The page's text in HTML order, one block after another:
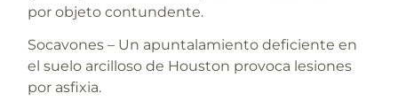
por objeto contundente.
Socavones– Un apuntalamiento deficiente en
el suelo arcilloso de Houston provoca lesiones
por asfixia.